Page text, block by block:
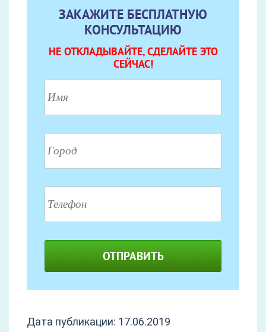
ЗАКАЖИТЕ БЕСПЛАТНУЮ
КОНСУЛЬТАЦИЮ
НЕ ОТКЛАДЫВАЙТЕ, СДЕЛАЙТЕ ЭТО
СЕЙЧАС!
ОТПРАВИТЬ
Дата публикации: 17.06.2019